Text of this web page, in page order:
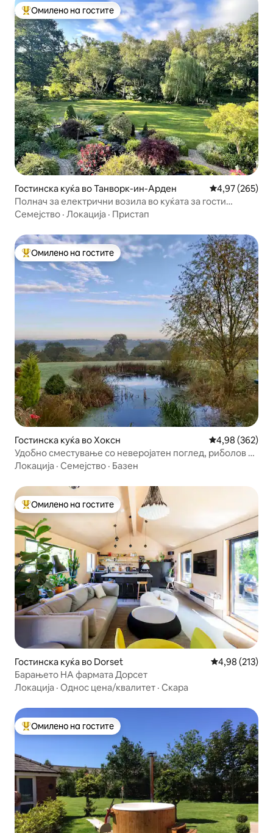
Меѓу најуспешните „Омилени на гостите“
Омилено на гостите
Гостинска куќа во Танворк-ин-Арден Просечна
4,97 (265)
Полнач за електрични возила во куќата за гости
Grazing 15 мин. BHX/NEC
Семејство · Локација · Пристап
Меѓу најуспешните „Омилени на гостите“
Омилено на гостите
Гостинска куќа во Хоксн Просечна
4,98 (362)
Удобно сместување со неверојатен поглед, риболов и
кајакарење
Локација · Семејство · Базен
Меѓу најуспешните „Омилени на гостите“
Омилено на гостите
Гостинска куќа во Dorset Просечна
4,98 (213)
Барањето НА фармата Дорсет
Локација · Однос цена/квалитет · Скара
Меѓу најуспешните „Омилени на гостите“
Омилено на гостите